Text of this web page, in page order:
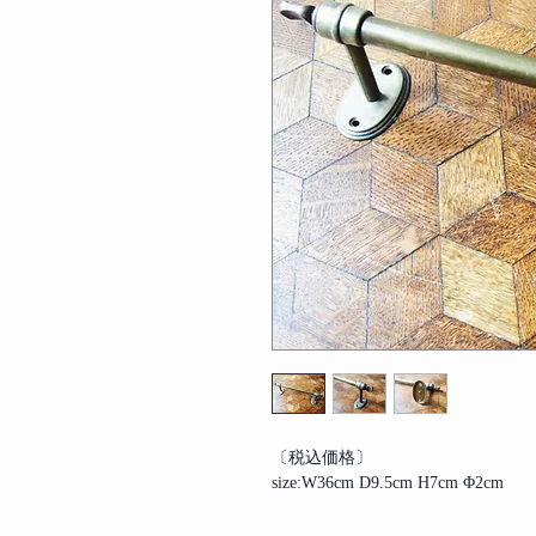
〔税込価格〕
size:W36cm D9.5cm H7cm Φ2cm